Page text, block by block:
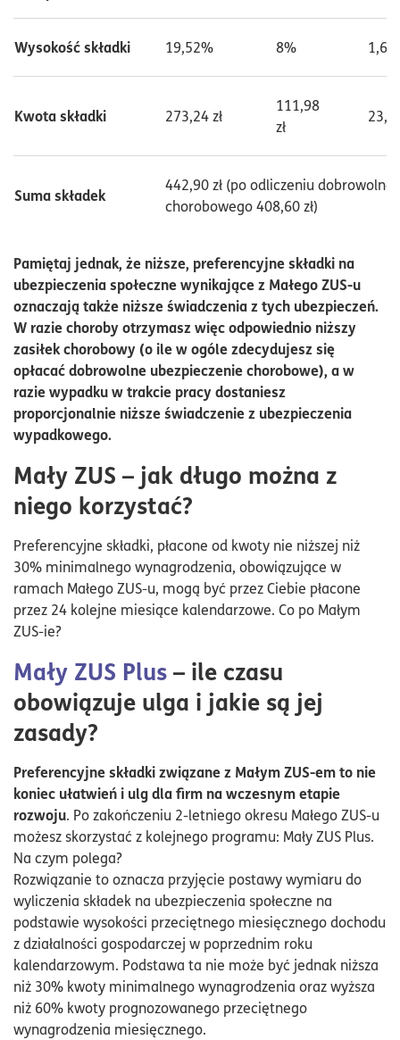
Wysokość składki 19,52% 8%
Kwota składki 273,24 zł
111,98
zł
Suma składek
442,90 zł (po odliczeniu
chorobowego 408,60 zł)
Pamiętaj jednak, że niższe, preferencyjne składki na
ubezpieczenia społeczne wynikające z Małego ZUS-u
oznaczają także niższe świadczenia z tych ubezpieczeń.
W razie choroby otrzymasz więc odpowiednio niższy
zasiłek chorobowy (o ile w ogóle zdecydujesz się
opłacać dobrowolne ubezpieczenie chorobowe), a w
razie wypadku w trakcie pracy dostaniesz
proporcjonalnie niższe świadczenie z ubezpieczenia
wypadkowego.
Mały ZUS – jak długo można z
niego korzystać?
Preferencyjne składki, płacone od kwoty nie niższej niż
30% minimalnego wynagrodzenia, obowiązujące w
ramach Małego ZUS-u, mogą być przez Ciebie płacone
przez 24 kolejne miesiące kalendarzowe. Co po Małym
ZUS-ie?
Mały ZUS Plus– ile czasu
obowiązuje ulga i jakie są jej
zasady?
Preferencyjne składki związane z Małym ZUS-em to nie
koniec ułatwień i ulg dla firm na wczesnym etapie
rozwoju. Po zakończeniu 2-letniego okresu Małego ZUS-u
możesz skorzystać z kolejnego programu: Mały ZUS Plus.
Na czym polega?
Rozwiązanie to oznacza przyjęcie postawy wymiaru do
wyliczenia składek na ubezpieczenia społeczne na
podstawie wysokości przeciętnego miesięcznego dochodu
z działalności gospodarczej w poprzednim roku
kalendarzowym. Podstawa ta nie może być jednak niższa
niż 30% kwoty minimalnego wynagrodzenia oraz wyższa
niż 60% kwoty prognozowanego przeciętnego
wynagrodzenia miesięcznego.